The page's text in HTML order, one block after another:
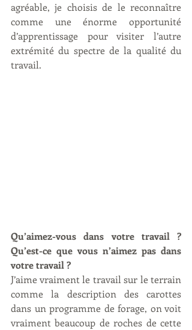
agréable, je choisis de le reconnaître
comme une énorme opportunité
d’apprentissage pour visiter l’autre
extrémité du spectre de la qualité du
travail.
Qu’aimez-vous dans votre travail ?
Qu’est-ce que vous n’aimez pas dans
votre travail ?
J’aime vraiment le travail sur le terrain
comme la description des carottes
dans un programme de forage, on voit
vraiment beaucoup de roches de cette